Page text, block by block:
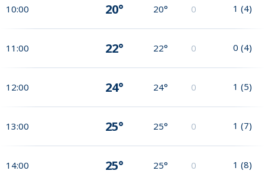
10:00 20° 20° 0 1 (4)
11:00 22° 22° 0 0 (4)
12:00 24° 24° 0 1 (5)
13:00 25° 25° 0 1 (7)
14:00 25° 25° 0 1 (8)